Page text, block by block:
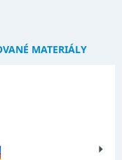
MATERIÁLY